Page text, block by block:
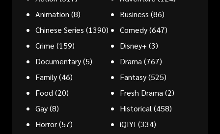
Animation (8) Business (86)
Chinese Series (1390) Comedy(647)
Crime (159) Disney+ (3)
Documentary(5) Drama (767)
Family(46) Fantasy(525)
Food (20) Fresh Drama (2)
Gay(8) Historical (458)
Horror(57) iQIYI (334)